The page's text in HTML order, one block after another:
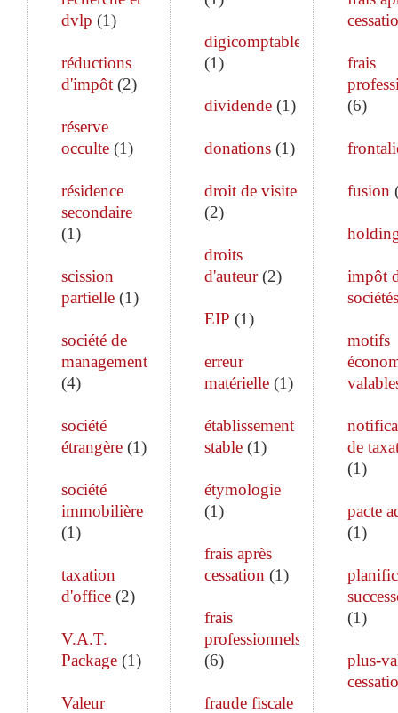
dvlp (1)
réductions
d'impôt (2)
réserve
occulte (1)
résidence
secondaire
(1)
scission
partielle (1)
société de
management
(4)
société
étrangère (1)
société
immobilière
(1)
taxation
d'office (2)
V.A.T.
Package (1)
Valeur
digicomptable
(1)
dividende(1)
donations(1)
droit de visite
(2)
droits
d'auteur(2)
EIP (1)
erreur
matérielle(1)
établissement
stable(1)
étymologie
(1)
frais après
cessation (1)
frais
professionnels
(6)
fraude fiscale
frais
(6)
fusion
impôt
sociétés
motifs
de
(1)
pacte
(1)
(1)
plus-